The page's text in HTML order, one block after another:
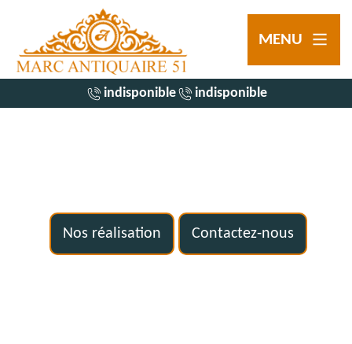
MENU
indisponible indisponible
Nos réalisation Contactez-nous